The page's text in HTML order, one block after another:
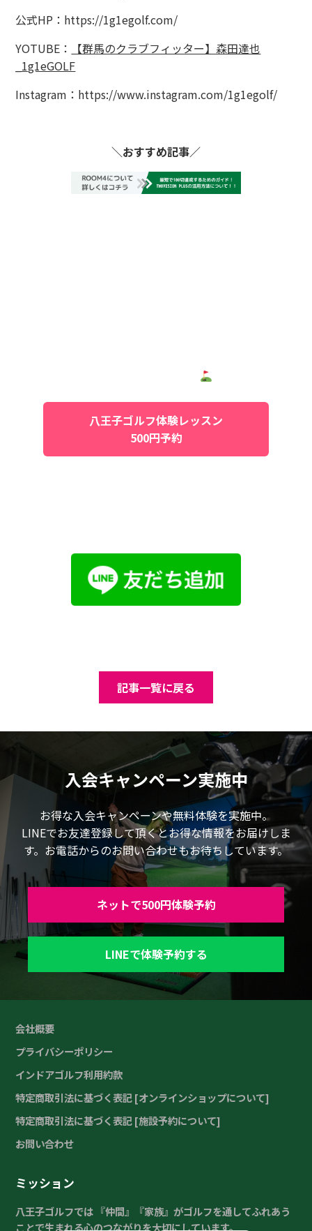
公式HP：https://1g1egolf.com/
YOTUBE：
【群馬のクラブフィッター】森田達也
_1g1eGOLF
Instagram：https://www.instagram.com/1g1egolf/
＼おすすめ記事／
八王子ゴルフ体験レッスン
500円予約
記事一覧に戻る
入会キャンペーン実施中
お得な入会キャンペーンや無料体験を実施中。
LINEでお友達登録して頂くとお得な情報をお届けしま
す。お電話からのお問い合わせもお待ちしています。
ネットで500円体験予約
LINEで体験予約する
会社概要
プライバシーポリシー
インドアゴルフ利用約款
特定商取引法に基づく表記 [オンラインショップについて]
特定商取引法に基づく表記 [施設予約について]
お問い合わせ
ミッション
八王子ゴルフでは 『仲間』『家族』がゴルフを通してふれあう
ことで生まれる心のつながりを大切にしています。